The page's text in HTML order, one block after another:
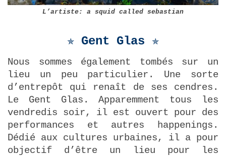
L’artiste: a squid called sebastian
✯ Gent Glas ✯
Nous sommes également tombés sur un
lieu un peu particulier. Une sorte
d’entrepôt qui renaît de ses cendres.
Le Gent Glas. Apparemment tous les
vendredis soir, il est ouvert pour des
performances et autres happenings.
Dédié aux cultures urbaines, il a pour
objectif d’être un lieu pour les